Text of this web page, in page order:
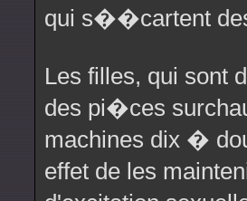
qui s��cartent
Les filles, qui sont
des pi�ces
machines dix �
effet de les